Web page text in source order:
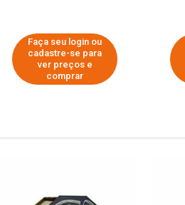
Faça seu login ou
cadastre-se para
ver preços e
comprar